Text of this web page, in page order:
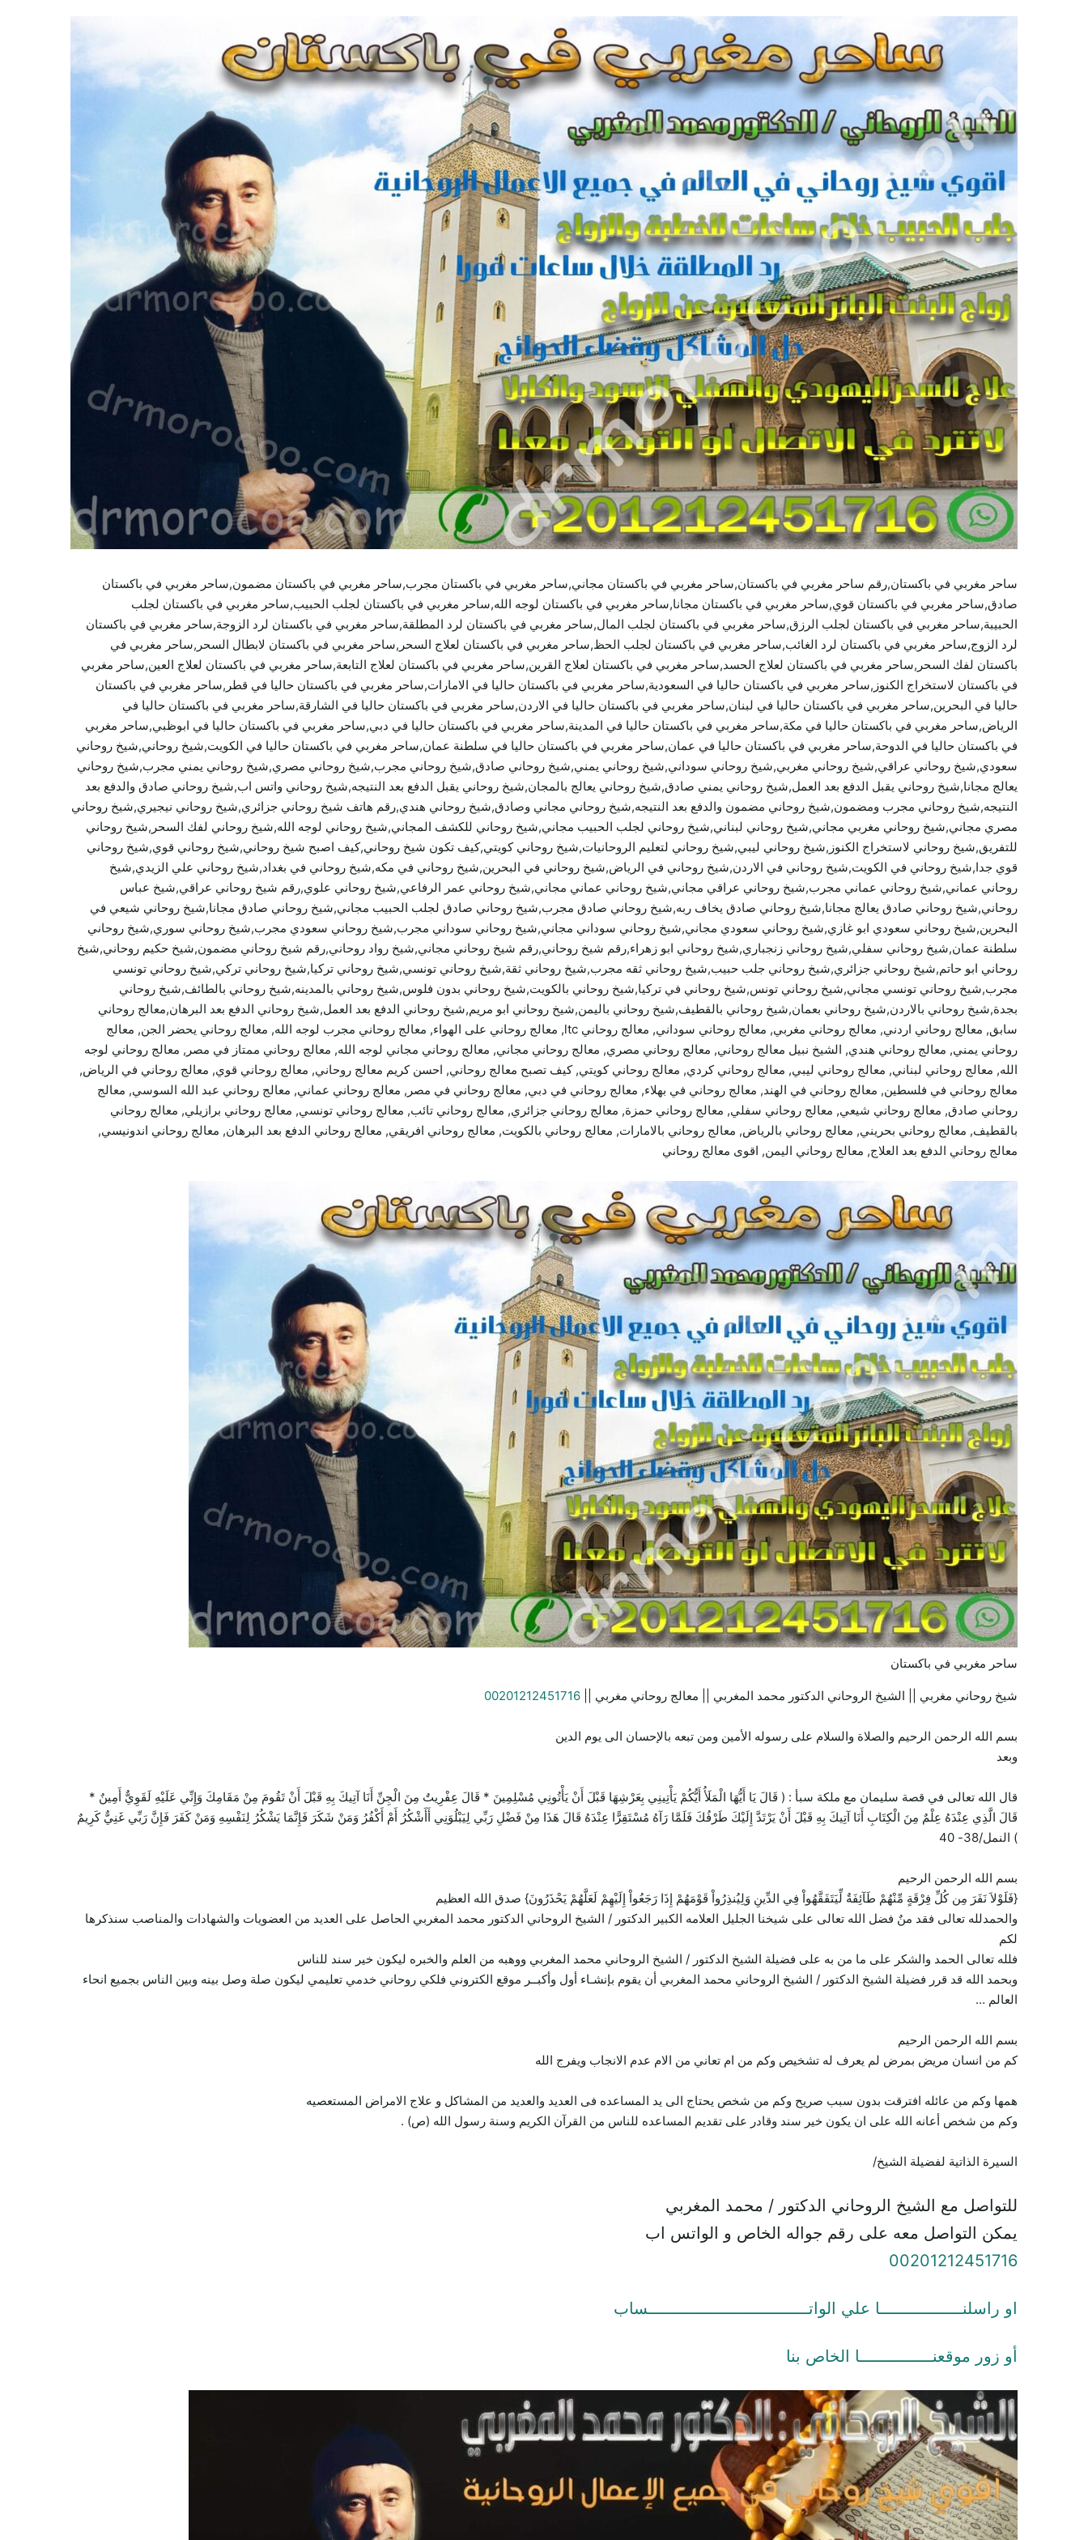
ساحر مغربي في باكستان,رقم ساحر مغربي في باكستان,ساحر مغربي في باكستان مجاني,ساحر مغربي في باكستان مجرب,ساحر مغربي في باكستان مضمون,ساحر مغربي في باكستان
صادق,ساحر مغربي في باكستان قوي,ساحر مغربي في باكستان مجانا,ساحر مغربي في باكستان لوجه الله,ساحر مغربي في باكستان لجلب الحبيب,ساحر مغربي في باكستان لجلب
الحبيبة,ساحر مغربي في باكستان لجلب الرزق,ساحر مغربي في باكستان لجلب المال,ساحر مغربي في باكستان لرد المطلقة,ساحر مغربي في باكستان لرد الزوجة,ساحر مغربي في باكستان
لرد الزوج,ساحر مغربي في باكستان لرد الغائب,ساحر مغربي في باكستان لجلب الحظ,ساحر مغربي في باكستان لعلاج السحر,ساحر مغربي في باكستان لابطال السحر,ساحر مغربي في
باكستان لفك السحر,ساحر مغربي في باكستان لعلاج الحسد,ساحر مغربي في باكستان لعلاج القرين,ساحر مغربي في باكستان لعلاج التابعة,ساحر مغربي في باكستان لعلاج العين,ساحر مغربي
في باكستان لاستخراج الكنوز,ساحر مغربي في باكستان حاليا في السعودية,ساحر مغربي في باكستان حاليا في الامارات,ساحر مغربي في باكستان حاليا في قطر,ساحر مغربي في باكستان
حاليا في البحرين,ساحر مغربي في باكستان حاليا في لبنان,ساحر مغربي في باكستان حاليا في الاردن,ساحر مغربي في باكستان حاليا في الشارقة,ساحر مغربي في باكستان حاليا في
الرياض,ساحر مغربي في باكستان حاليا في مكة,ساحر مغربي في باكستان حاليا في المدينة,ساحر مغربي في باكستان حاليا في دبي,ساحر مغربي في باكستان حاليا في ابوظبي,ساحر مغربي
في باكستان حاليا في الدوحة,ساحر مغربي في باكستان حاليا في عمان,ساحر مغربي في باكستان حاليا في سلطنة عمان,ساحر مغربي في باكستان حاليا في الكويت,شيخ روحاني,شيخ روحاني
سعودي,شيخ روحاني عراقي,شيخ روحاني مغربي,شيخ روحاني سوداني,شيخ روحاني يمني,شيخ روحاني صادق,شيخ روحاني مجرب,شيخ روحاني مصري,شيخ روحاني يمني مجرب,شيخ روحاني
يعالج مجانا,شيخ روحاني يقبل الدفع بعد العمل,شيخ روحاني يمني صادق,شيخ روحاني يعالج بالمجان,شيخ روحاني يقبل الدفع بعد النتيجه,شيخ روحاني واتس اب,شيخ روحاني صادق والدفع بعد
النتيجه,شيخ روحاني مجرب ومضمون,شيخ روحاني مضمون والدفع بعد النتيجه,شيخ روحاني مجاني وصادق,شيخ روحاني هندي,رقم هاتف شيخ روحاني جزائري,شيخ روحاني نيجيري,شيخ روحاني
مصري مجاني,شيخ روحاني مغربي مجاني,شيخ روحاني لبناني,شيخ روحاني لجلب الحبيب مجاني,شيخ روحاني للكشف المجاني,شيخ روحاني لوجه الله,شيخ روحاني لفك السحر,شيخ روحاني
للتفريق,شيخ روحاني لاستخراج الكنوز,شيخ روحاني ليبي,شيخ روحاني لتعليم الروحانيات,شيخ روحاني كويتي,كيف تكون شيخ روحاني,كيف اصبح شيخ روحاني,شيخ روحاني قوي,شيخ روحاني
قوي جدا,شيخ روحاني في الكويت,شيخ روحاني في الاردن,شيخ روحاني في الرياض,شيخ روحاني في البحرين,شيخ روحاني في مكه,شيخ روحاني في بغداد,شيخ روحاني علي الزيدي,شيخ
روحاني عماني,شيخ روحاني عماني مجرب,شيخ روحاني عراقي مجاني,شيخ روحاني عماني مجاني,شيخ روحاني عمر الرفاعي,شيخ روحاني علوي,رقم شيخ روحاني عراقي,شيخ عباس
روحاني,شيخ روحاني صادق يعالج مجانا,شيخ روحاني صادق يخاف ربه,شيخ روحاني صادق مجرب,شيخ روحاني صادق لجلب الحبيب مجاني,شيخ روحاني صادق مجانا,شيخ روحاني شيعي في
البحرين,شيخ روحاني سعودي ابو غازي,شيخ روحاني سعودي مجاني,شيخ روحاني سوداني مجاني,شيخ روحاني سوداني مجرب,شيخ روحاني سعودي مجرب,شيخ روحاني سوري,شيخ روحاني
سلطنة عمان,شيخ روحاني سفلي,شيخ روحاني زنجباري,شيخ روحاني ابو زهراء,رقم شيخ روحاني,رقم شيخ روحاني مجاني,شيخ رواد روحاني,رقم شيخ روحاني مضمون,شيخ حكيم روحاني,شيخ
روحاني ابو حاتم,شيخ روحاني جزائري,شيخ روحاني جلب حبيب,شيخ روحاني ثقه مجرب,شيخ روحاني ثقة,شيخ روحاني تونسي,شيخ روحاني تركيا,شيخ روحاني تركي,شيخ روحاني تونسي
مجرب,شيخ روحاني تونسي مجاني,شيخ روحاني تونس,شيخ روحاني في تركيا,شيخ روحاني بالكويت,شيخ روحاني بدون فلوس,شيخ روحاني بالمدينه,شيخ روحاني بالطائف,شيخ روحاني
بجدة,شيخ روحاني بالاردن,شيخ روحاني بعمان,شيخ روحاني بالقطيف,شيخ روحاني باليمن,شيخ روحاني ابو مريم,شيخ روحاني الدفع بعد العمل,شيخ روحاني الدفع بعد البرهان,معالج روحاني
سابق, معالج روحاني اردني, معالج روحاني مغربي, معالج روحاني سوداني, معالج روحاني ltc, معالج روحاني على الهواء, معالج روحاني مجرب لوجه الله, معالج روحاني يحضر الجن, معالج
روحاني يمني, معالج روحاني هندي, الشيخ نبيل معالج روحاني, معالج روحاني مصري, معالج روحاني مجاني, معالج روحاني مجاني لوجه الله, معالج روحاني ممتاز في مصر, معالج روحاني لوجه
الله, معالج روحاني لبناني, معالج روحاني ليبي, معالج روحاني كردي, معالج روحاني كويتي, كيف تصبح معالج روحاني, احسن كريم معالج روحاني, معالج روحاني قوي, معالج روحاني في الرياض,
معالج روحاني في فلسطين, معالج روحاني في الهند, معالج روحاني في بهلاء, معالج روحاني في دبي, معالج روحاني في مصر, معالج روحاني عماني, معالج روحاني عبد الله السوسي, معالج
روحاني صادق, معالج روحاني شيعي, معالج روحاني سفلي, معالج روحاني حمزة, معالج روحاني جزائري, معالج روحاني تائب, معالج روحاني تونسي, معالج روحاني برازيلي, معالج روحاني
بالقطيف, معالج روحاني بحريني, معالج روحاني بالرياض, معالج روحاني بالامارات, معالج روحاني بالكويت, معالج روحاني افريقي, معالج روحاني الدفع بعد البرهان, معالج روحاني اندونيسي,
معالج روحاني الدفع بعد العلاج, معالج روحاني اليمن, اقوى معالج روحاني
ساحر مغربي في باكستان
شيخ روحاني مغربي || الشيخ الروحاني الدكتور محمد المغربي || معالج روحاني مغربي || 00201212451716
بسم الله الرحمن الرحيم والصلاة والسلام على رسوله الأمين ومن تبعه بالإحسان الى يوم الدين
وبعد
قال الله تعالى في قصة سليمان مع ملكة سبأ : ( قَالَ يَا أَيُّهَا الْمَلَأُ أَيُّكُمْ يَأْتِينِي بِعَرْشِهَا قَبْلَ أَنْ يَأْتُونِي مُسْلِمِينَ * قَالَ عِفْرِيتٌ مِنَ الْجِنِّ أَنَا آتِيكَ بِهِ قَبْلَ أَنْ تَقُومَ مِنْ مَقَامِكَ وَإِنِّي عَلَيْهِ لَقَوِيٌّ أَمِينٌ *
قَالَ الَّذِي عِنْدَهُ عِلْمٌ مِنَ الْكِتَابِ أَنَا آتِيكَ بِهِ قَبْلَ أَنْ يَرْتَدَّ إِلَيْكَ طَرْفُكَ فَلَمَّا رَآهُ مُسْتَقِرًّا عِنْدَهُ قَالَ هَذَا مِنْ فَضْلِ رَبِّي لِيَبْلُوَنِي أَأَشْكُرُ أَمْ أَكْفُرُ وَمَنْ شَكَرَ فَإِنَّمَا يَشْكُرُ لِنَفْسِهِ وَمَنْ كَفَرَ فَإِنَّ رَبِّي غَنِيٌّ كَرِيمٌ
) النمل/38- 40
بسم الله الرحمن الرحيم
{فَلَوْلاَ نَفَرَ مِن كُلِّ فِرْقَةٍ مِّنْهُمْ طَآئِفَةٌ لِّيَتَفَقَّهُواْ فِي الدِّينِ وَلِيُنذِرُواْ قَوْمَهُمْ إِذَا رَجَعُواْ إِلَيْهِمْ لَعَلَّهُمْ يَحْذَرُونَ} صدق الله العظيم
والحمدلله تعالى فقد منٌ فضل الله تعالى على شيخنا الجليل العلامه الكبير الدكتور / الشيخ الروحاني الدكتور محمد المغربي الحاصل على العديد من العضويات والشهادات والمناصب سنذكرها
لكم
فلله تعالى الحمد والشكر على ما من به على فضيلة الشيخ الدكتور / الشيخ الروحاني محمد المغربي ووهبه من العلم والخبره ليكون خير سند للناس
وبحمد الله قد قرر فضيلة الشيخ الدكتور / الشيخ الروحاني محمد المغربي أن يقوم بإنشـاء أول وأكبــر موقع الكتروني فلكي روحاني خدمي تعليمي ليكون صلة وصل بينه وبين الناس بجميع انحاء
العالم …
بسم الله الرحمن الرحيم
كم من انسان مريض بمرض لم يعرف له تشخيص وكم من ام تعاني من الام عدم الانجاب ويفرج الله
همها وكم من عائله افترقت بدون سبب صريح وكم من شخص يحتاج الى يد المساعده فى العديد والعديد من المشاكل و علاج الامراض المستعصيه
وكم من شخص أعانه الله على ان يكون خير سند وقادر على تقديم المساعده للناس من القرآن الكريم وسنة رسول الله (ص) .
السيرة الذاتية لفضيلة الشيخ/
للتواصل مع الشيخ الروحاني الدكتور / محمد المغربي
يمكن التواصل معه على رقم جواله الخاص و الواتس اب
00201212451716
او راسلنـــــــــــــــــا علي الواتـــــــــــــــــــــــــــــــــساب
أو زور موقعنـــــــــــــــا الخاص بنا